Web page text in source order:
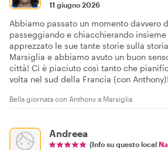
11 giugno 2026
Abbiamo passato un momento davvero
passeggiando e chiacchierando
apprezzato le sue tante storie sulla
Marsiglia e abbiamo avuto un buon
città! Ci è piaciuto così tanto che
volta nel sud della Francia (con Anthony)!
Bella giornata con Anthony a Marsiglia
Andreea
(Info su questo local